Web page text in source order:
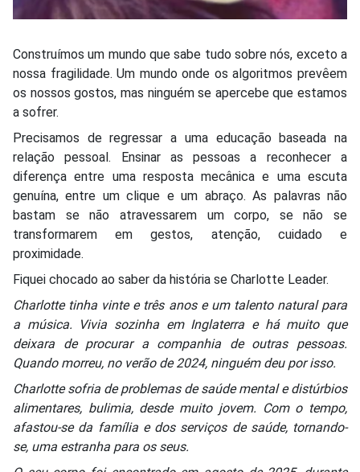
Construímos um mundo que sabe tudo sobre nós, exceto a
nossa fragilidade. Um mundo onde os algoritmos prevêem
os nossos gostos, mas ninguém se apercebe que estamos
a sofrer.
Precisamos de regressar a uma educação baseada na
relação pessoal. Ensinar as pessoas a reconhecer a
diferença entre uma resposta mecânica e uma escuta
genuína, entre um clique e um abraço. As palavras não
bastam se não atravessarem um corpo, se não se
transformarem em gestos, atenção, cuidado e
proximidade.
Fiquei chocado ao saber da história se Charlotte Leader.
Charlotte tinha vinte e três anos e um talento natural para
a música. Vivia sozinha em Inglaterra e há muito que
deixara de procurar a companhia de outras pessoas.
Quando morreu, no verão de 2024, ninguém deu por isso.
Charlotte sofria de problemas de saúde mental e distúrbios
alimentares, bulimia, desde muito jovem. Com o tempo,
afastou-se da família e dos serviços de saúde, tornando-
se, uma estranha para os seus.